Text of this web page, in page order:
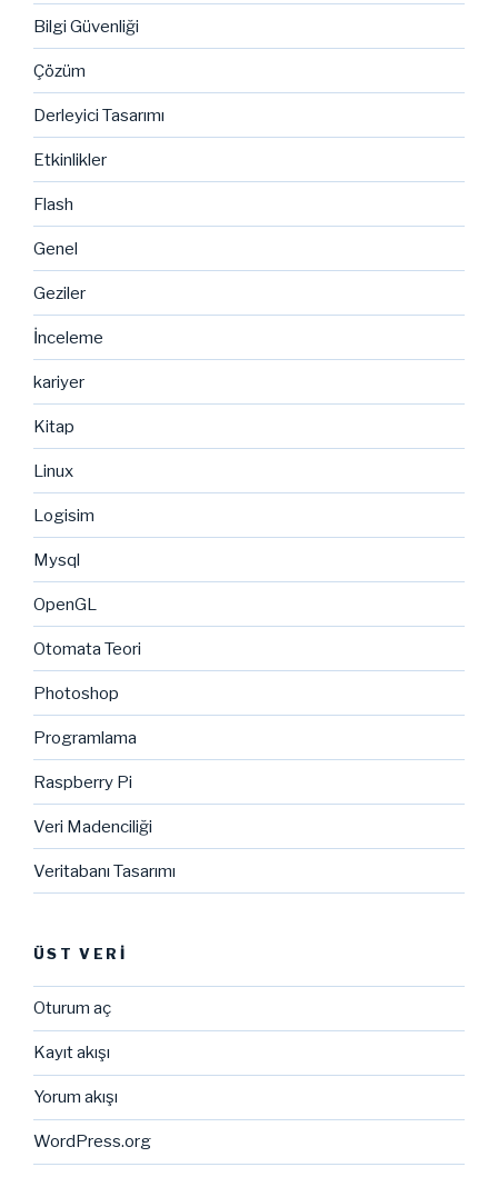
Bilgi Güvenliği
Çözüm
Derleyici Tasarımı
Etkinlikler
Flash
Genel
Geziler
İnceleme
kariyer
Kitap
Linux
Logisim
Mysql
OpenGL
Otomata Teori
Photoshop
Programlama
Raspberry Pi
Veri Madenciliği
Veritabanı Tasarımı
ÜST VERI
Oturum aç
Kayıt akışı
Yorum akışı
WordPress.org